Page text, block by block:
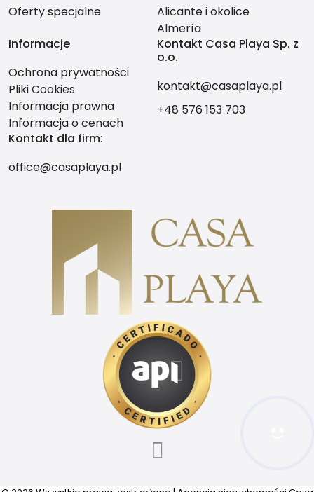
Oferty specjalne
Alicante i okolice
Almería
Informacje
Ochrona prywatności
Pliki Cookies
Informacja prawna
Informacja o cenach
Kontakt Casa Playa Sp. z
o.o.
kontakt@casaplaya.pl
+48 576 153 703
Kontakt dla firm:
office@casaplaya.pl